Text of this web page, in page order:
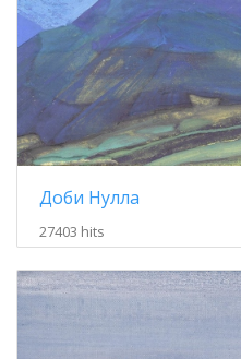
Доби Нулла
27403 hits